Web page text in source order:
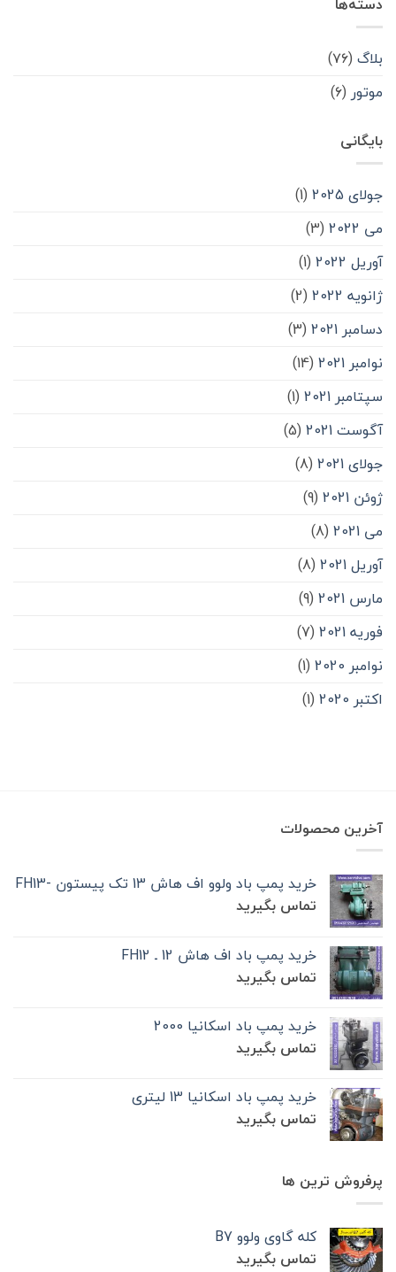
بلاگ (۷۶)
موتور (۶)
بایگانی
جولای 2025
(1)
می 2022
(3)
آوریل 2022
(1)
ژانویه 2022
(2)
دسامبر 2021
(3)
نوامبر 2021
(14)
سپتامبر 2021
(1)
آگوست 2021
(5)
جولای 2021
(8)
ژوئن 2021
(9)
می 2021
(8)
آوریل 2021
(8)
مارس 2021
(9)
فوریه 2021
(7)
نوامبر 2020
(1)
اکتبر 2020
(1)
آخرین محصولات
خرید پمپ باد ولوو اف هاش 13 تک‌ پیستون -FH13
تماس بگیرید
خرید پمپ باد اف هاش 12 ـ FH12
تماس بگیرید
خرید پمپ باد اسکانیا 2000
تماس بگیرید
خرید پمپ باد اسکانیا 13 لیتری
تماس بگیرید
پرفروش ترین ها
کله گاوی ولوو B7
تماس بگیرید